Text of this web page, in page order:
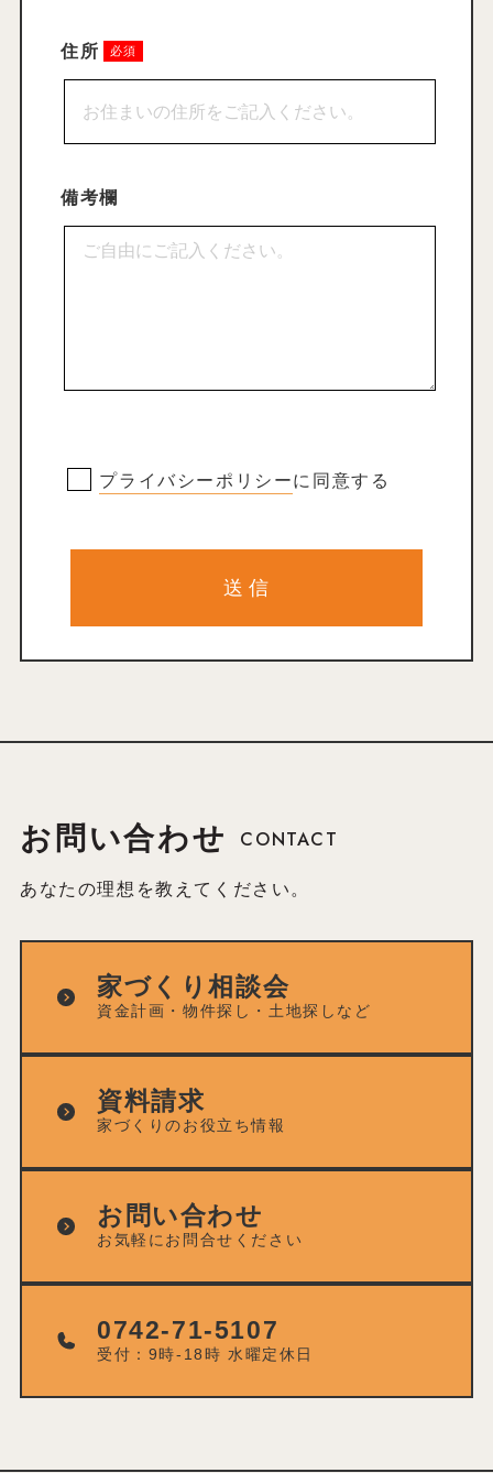
住所
備考欄
プライバシーポリシーに同意する
お問い合わせ CONTACT
あなたの理想を教えてください。
家づくり相談会
資金計画・物件探し・土地探しなど
資料請求
家づくりのお役立ち情報
お問い合わせ
お気軽にお問合せください
0742-71-5107
受付：9時-18時 水曜定休日